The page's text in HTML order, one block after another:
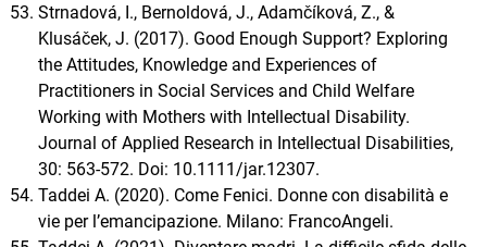
Strnadová, I., Bernoldová, J., Adamčíková, Z., &
Klusáček, J. (2017). Good Enough Support? Exploring
the Attitudes, Knowledge and Experiences of
Practitioners in Social Services and Child Welfare
Working with Mothers with Intellectual Disability.
Journal of Applied Research in Intellectual Disabilities,
30: 563-572. Doi: 10.1111/jar.12307.
Taddei A. (2020). Come Fenici. Donne con disabilità e
vie per l’emancipazione. Milano: FrancoAngeli.